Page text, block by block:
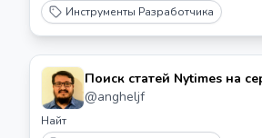
Инструменты Разработчика
Поиск статей Nytimes на
@angheljf
Найт